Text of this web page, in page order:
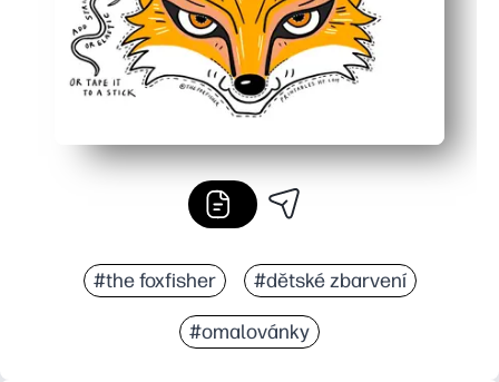
#the foxfisher #dětské zbarvení
#omalovánky